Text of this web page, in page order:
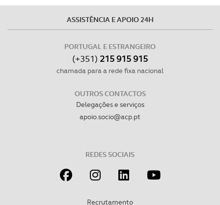
ASSISTÊNCIA E APOIO 24H
PORTUGAL E ESTRANGEIRO
(+351) 215 915 915
chamada para a rede fixa nacional
OUTROS CONTACTOS
Delegações e serviços
apoio.socio@acp.pt
REDES SOCIAIS
Recrutamento